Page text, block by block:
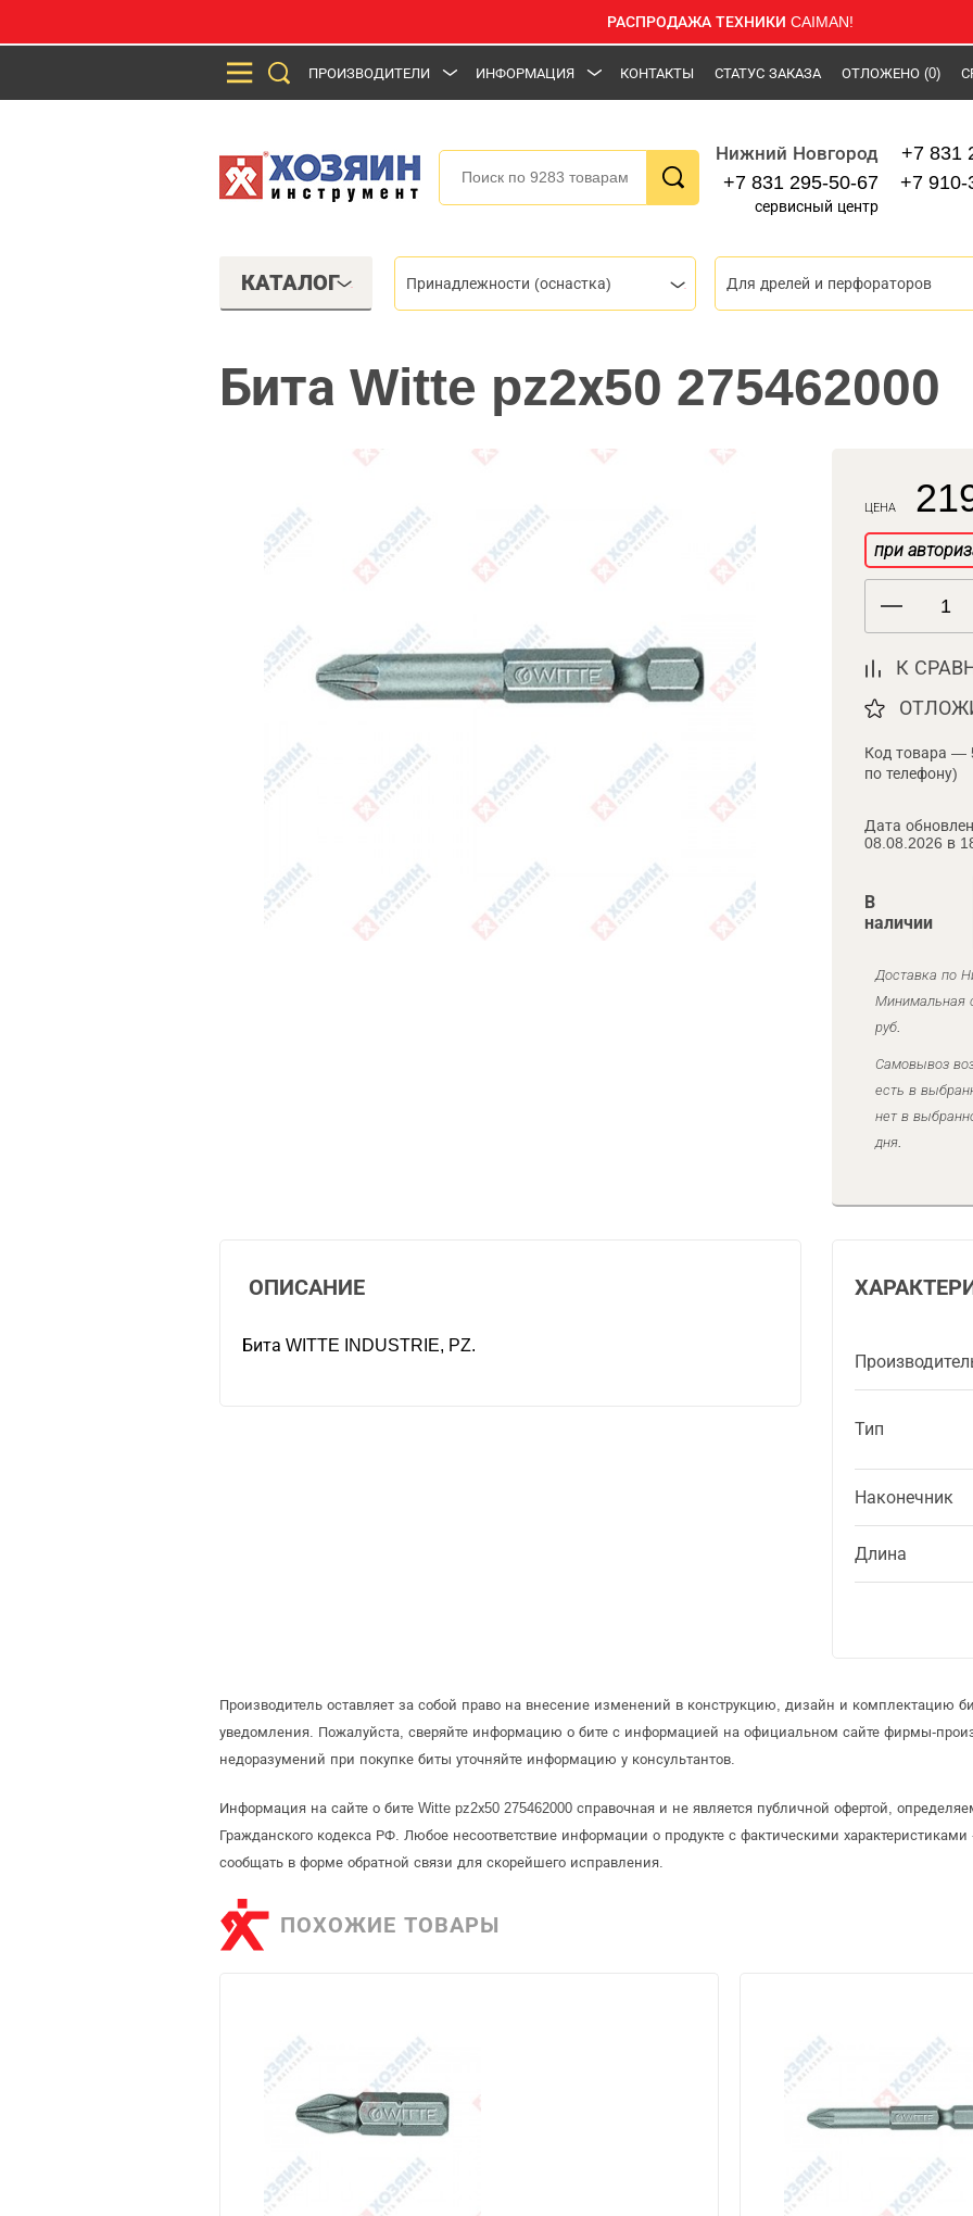
РАСПРОДАЖА ТЕХНИКИ CAIMAN!
ПРОИЗВОДИТЕЛИ ИНФОРМАЦИЯ КОНТАКТЫ СТАТУС ЗАКАЗА ОТЛОЖЕНО (0)
Нижний Новгород
+7 831 295-50-67
сервисный центр
+7 831
+7 910-
КАТАЛОГ Принадлежности (оснастка) Для дрелей и перфораторов
Бита Witte pz2х50 275462000
ЦЕНА
при
К
Код товара —
по телефону)
Дата
08.08.2026 в
В
наличии
Доставка по
Минимальная
руб.
Самовывоз
есть в
нет в
дня.
Тип
Наконечник
Длина
ОПИСАНИЕ
Бита WITTE INDUSTRIE, PZ.
Производитель оставляет за собой право на внесение изменений в конструкцию, дизайн и комплектацию
уведомления. Пожалуйста, сверяйте информацию о бите с информацией на официальном сайте фирмы-
недоразумений при покупке биты уточняйте информацию у консультантов.
Информация на сайте о бите Witte pz2х50 275462000 справочная и не является публичной офертой,
Гражданского кодекса РФ. Любое несоответствие информации о продукте с фактическими
сообщать в форме обратной связи для скорейшего исправления.
ПОХОЖИЕ ТОВАРЫ